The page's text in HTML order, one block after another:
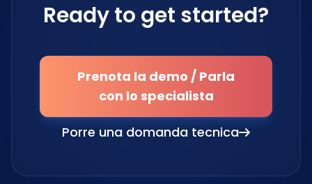
Ready to get started?
Prenota la demo / Parla
con lo specialista
Porre una domanda tecnica